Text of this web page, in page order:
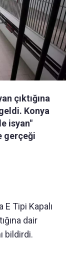
çıktığına
Konya
isyan"
gerçeği
Tipi Kapalı
dair
bildirdi.